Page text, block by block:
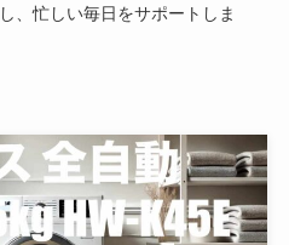
、忙しい毎日をサポートしま